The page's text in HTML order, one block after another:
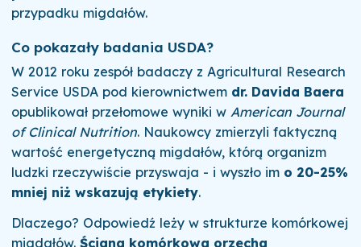
przypadku migdałów.
Co pokazały badania USDA?
W 2012 roku zespół badaczy z Agricultural Research
Service USDA pod kierownictwem dr. Davida Baera
opublikował przełomowe wyniki w American Journal
of Clinical Nutrition. Naukowcy zmierzyli faktyczną
wartość energetyczną migdałów, którą organizm
ludzki rzeczywiście przyswaja - i wyszło im o 20-25%
mniej niż wskazują etykiety.
Dlaczego? Odpowiedź leży w strukturze komórkowej
migdałów. Ściana komórkowa orzecha